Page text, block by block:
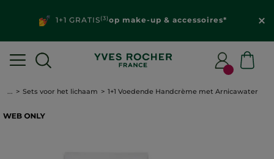
1+1 GRATIS(3)op make-up & accessoires*
... Sets voor het lichaam 1+1 Voedende Handcrème met Arnicawater